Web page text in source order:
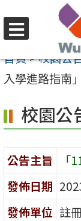
至
要
容
區
選
單
首頁>校園公
入學進路指南」
校園公
公告主旨
「
發佈日期
發佈單位 註